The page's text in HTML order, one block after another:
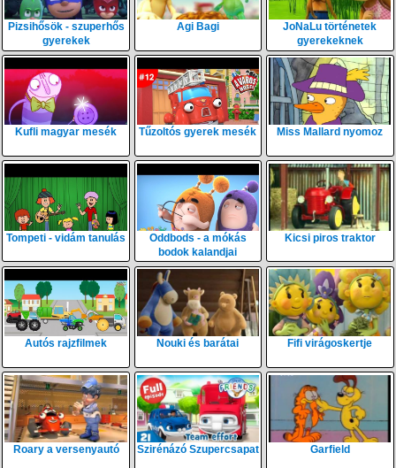
Pizsihősök - szuperhős
gyerekek
Agi Bagi
JoNaLu történetek
gyerekeknek
Kufli magyar mesék Tűzoltós gyerek mesék Miss Mallard nyomoz
Tompeti - vidám tanulás
Oddbods - a mókás
bodok kalandjai
Kicsi piros traktor
Autós rajzfilmek Nouki és barátai Fifi virágoskertje
Roary a versenyautó Szirénázó Szupercsapat Garfield